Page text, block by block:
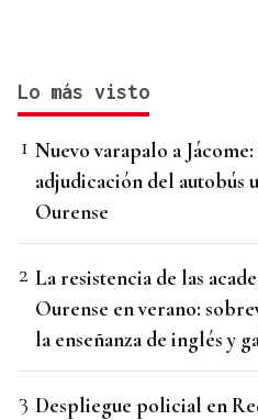
Lo más visto
Nuevo varapalo a
adjudicación del autobús
Ourense
La resistencia de las
Ourense en verano:
la enseñanza de inglés y
Despliegue policial en